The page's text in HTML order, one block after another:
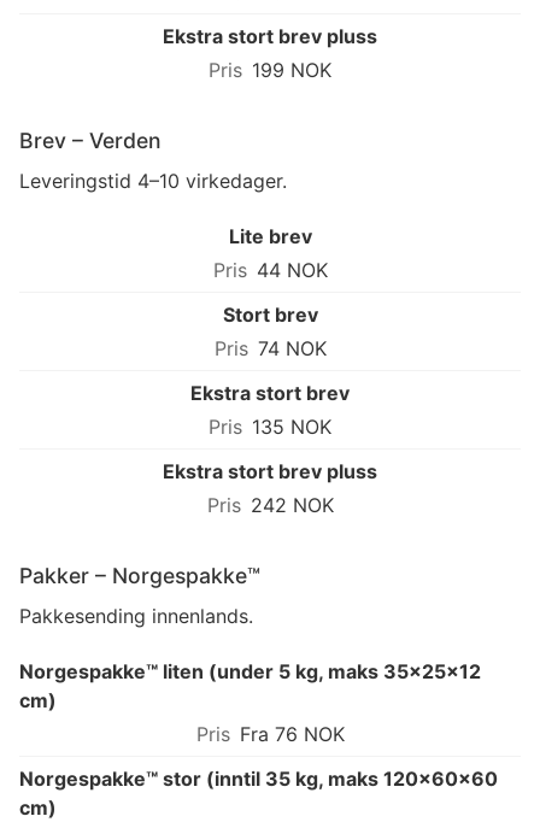
Ekstra stort brev pluss
199 NOK
Brev – Verden
Leveringstid 4–10 virkedager.
Lite brev
44 NOK
Stort brev
74 NOK
Ekstra stort brev
135 NOK
Ekstra stort brev pluss
242 NOK
Pakker – Norgespakke™
Pakkesending innenlands.
Norgespakke™ liten (under 5 kg, maks 35×25×12
cm)
Fra 76 NOK
Norgespakke™ stor (inntil 35 kg, maks 120×60×60
cm)